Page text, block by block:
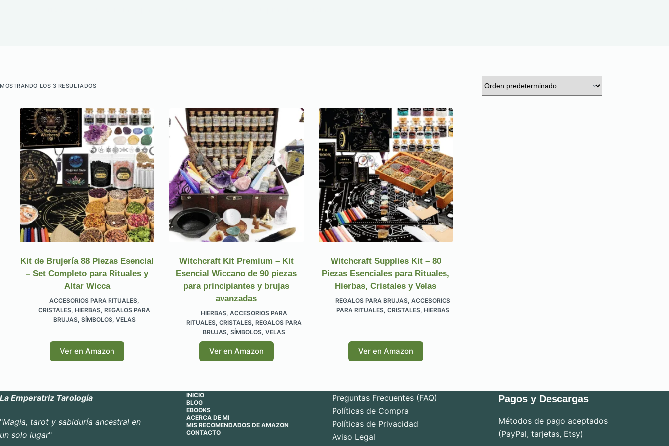
MOSTRANDO LOS 3 RESULTADOS
Kit de Brujería 88 Piezas Esencial
– Set Completo para Rituales y
Altar Wicca
ACCESORIOS PARA RITUALES,
CRISTALES,HIERBAS,REGALOS PARA
BRUJAS, SÍMBOLOS, VELAS
Ver en Amazon
Witchcraft Kit Premium – Kit
Esencial Wiccano de 90 piezas
para principiantes y brujas
avanzadas
HIERBAS, ACCESORIOS PARA
RITUALES, CRISTALES, REGALOS PARA
BRUJAS, SÍMBOLOS, VELAS
Ver en Amazon
Witchcraft Supplies Kit – 80
Piezas Esenciales para Rituales,
Hierbas, Cristales y Velas
REGALOS PARA BRUJAS,ACCESORIOS
PARA RITUALES,CRISTALES,HIERBAS
Ver en Amazon
La Emperatriz Tarología
"Magia, tarot y sabiduría ancestral en
un solo lugar"
INICIO
BLOG
EBOOKS
ACERCA DE MI
MIS RECOMENDADOS DE AMAZON
CONTACTO
Preguntas Frecuentes (FAQ)
Políticas de Compra
Políticas de Privacidad
Aviso Legal
Pagos y Descargas
Métodos de pago aceptados
(PayPal, tarjetas, Etsy)